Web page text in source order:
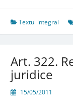
Textul integral
Art. 322.
juridice
15/05/2011